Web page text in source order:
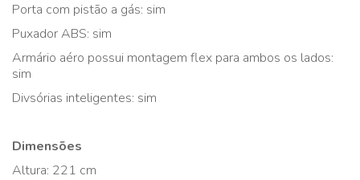
Porta com pistão a gás: sim
Puxador ABS: sim
Armário aéro possui montagem flex para ambos os lados:
sim
Divsórias inteligentes: sim
Dimensões
Altura: 221 cm